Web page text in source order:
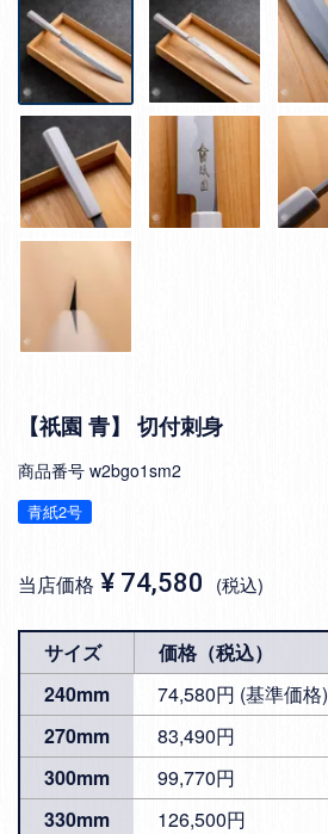
【祇園 青】 切付刺身
商品番号 w2bgo1sm2
青紙2号
当店価格 ¥ 74,580 税込
サイズ
価格（税込）
240mm
74,580円 (基準価格)
270mm
83,490円
300mm
99,770円
330mm
126,500円